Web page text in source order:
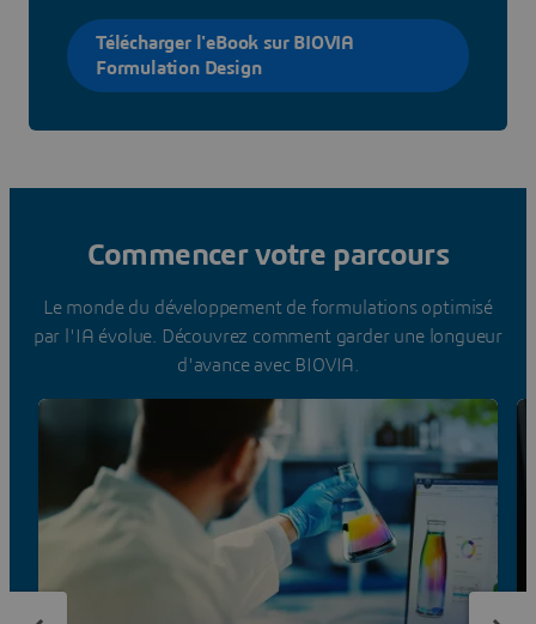
Télécharger l'eBook sur BIOVIA
Formulation Design
Commencer votre parcours
Le monde du développement de formulations optimisé
par l'IA évolue. Découvrez comment garder une longueur
d'avance avec BIOVIA.